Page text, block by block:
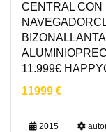
CENTRAL CON
11.999€
11999 €
2015